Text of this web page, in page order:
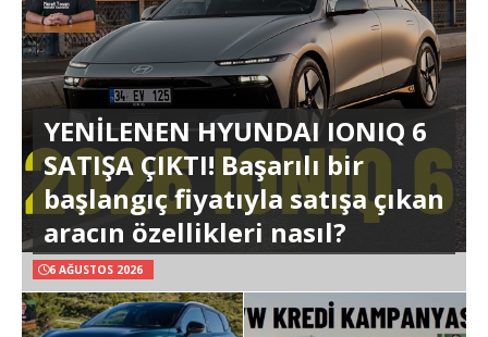
YENİLENEN HYUNDAI IONIQ 6
SATIŞA ÇIKTI! Başarılı bir
başlangıç fiyatıyla satışa çıkan
aracın özellikleri nasıl?
6 AĞUSTOS 2026